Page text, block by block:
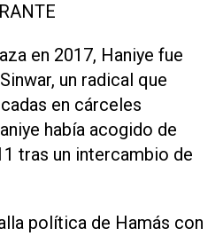
en 2017, Haniye fue
un radical que
en cárceles
había acogido de
tras un intercambio de
política de Hamás con